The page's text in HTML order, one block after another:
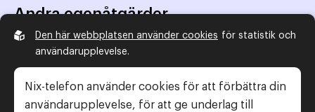
Andra egenåtgärder
NIX Telefon
NIX addresserat
Reklamombudsmannen
Konsumentverket
Den här webbplatsen använder cookies för statistik och
användarupplevelse.
Nix-telefon använder cookies för att förbättra din
användarupplevelse, för att ge underlag till